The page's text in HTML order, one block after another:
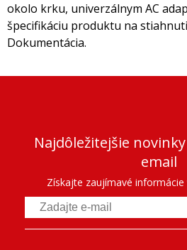
okolo krku, univerzálnym AC
špecifikáciu produktu na
Dokumentácia.
Najdôležitejšie
email
Získajte zaujímavé